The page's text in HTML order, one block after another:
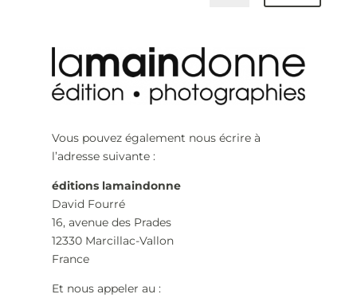
Vous pouvez également nous écrire à
l’adresse suivante :
éditions lamaindonne
David Fourré
16, avenue des Prades
12330 Marcillac-Vallon
France
Et nous appeler au :